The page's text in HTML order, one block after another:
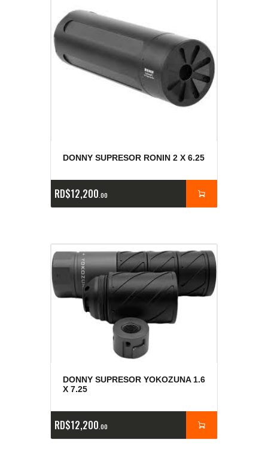
DONNY SUPRESOR RONIN 2 X 6.25
RD$12,200 00
DONNY SUPRESOR YOKOZUNA 1.6
X 7.25
RD$12,200 00